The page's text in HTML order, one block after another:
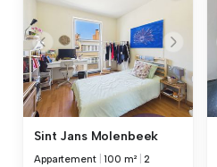
Sint Jans Molenbeek
Appartement |100 m² |2